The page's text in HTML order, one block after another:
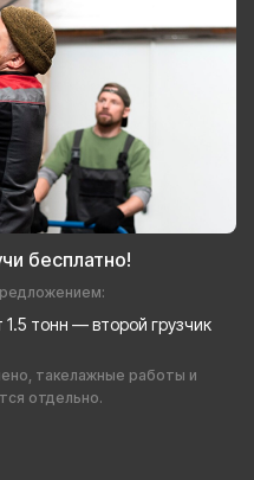
бесплатно!
тонн — второй грузчик
такелажные работы и
отдельно.